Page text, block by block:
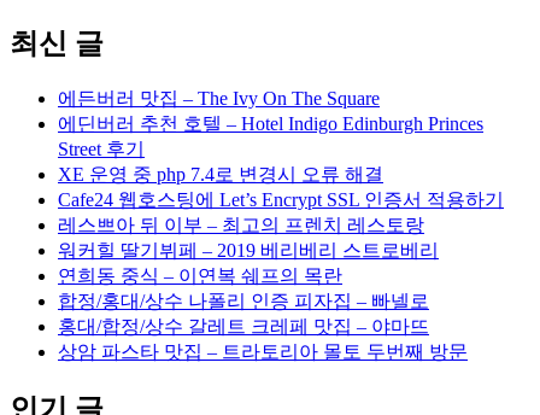
2
일
최신 글
에든버러 맛집 – The Ivy On The Square
에딘버러 추천 호텔 – Hotel Indigo Edinburgh Princes
Street 후기
XE 운영 중 php 7.4로 변경시 오류 해결
Cafe24 웹호스팅에 Let’s Encrypt SSL 인증서 적용하기
레스쁘아 뒤 이부 – 최고의 프렌치 레스토랑
워커힐 딸기뷔페 – 2019 베리베리 스트로베리
연희동 중식 – 이연복 쉐프의 목란
합정/홍대/상수 나폴리 인증 피자집 – 빠넬로
홍대/합정/상수 갈레트 크레페 맛집 – 야마뜨
상암 파스타 맛집 – 트라토리아 몰토 두번째 방문
인기 글